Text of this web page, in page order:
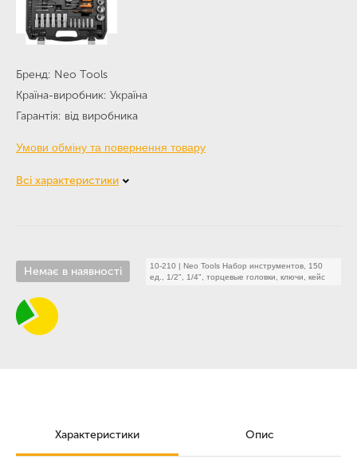
Бренд Neo Tools
Країна-виробник Україна
Гарантія від виробника
Умови обміну та повернення товару
Всі характеристики
Немає в наявності 10-210 | Neo Tools Набор инструментов, 150
ед., 1/2", 1/4", торцевые головки, ключи, кейс
Характеристики Опис